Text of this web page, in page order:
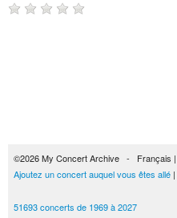
©2026 My Concert Archive - Français |
Ajoutez un concert auquel vous êtes allé |
51693 concerts de 1969 à 2027